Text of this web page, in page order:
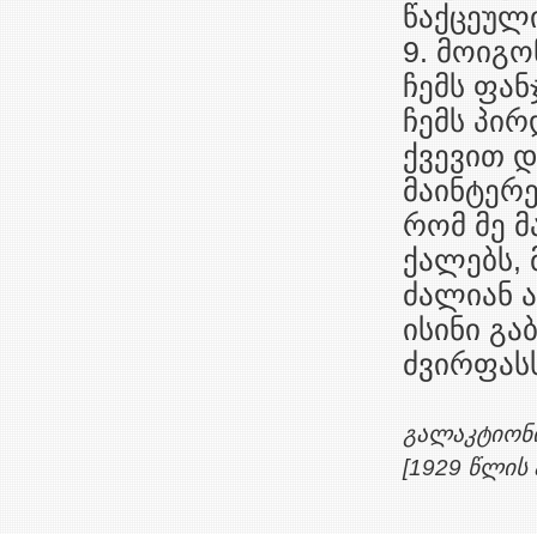
9.
ჩემს
ჩემს
ქვევით
რომ მე
ქალებს,
ძალიან
ისინი
[1929 წლის